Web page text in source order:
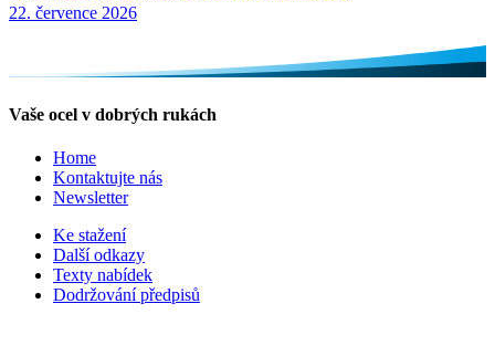
22. července 2026
Vaše ocel v dobrých rukách
Home
Kontaktujte nás
Newsletter
Ke stažení
Další odkazy
Texty nabídek
Dodržování předpisů